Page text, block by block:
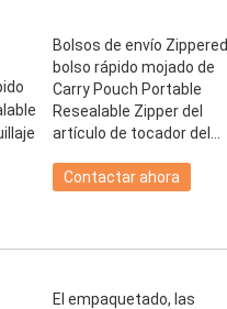
Bolsos de envío Zippered
bolso rápido mojado de
Carry Pouch Portable
Resealable Zipper del
artículo de tocador del
trapo para la joyería
Contactar ahora
El empaquetado, las